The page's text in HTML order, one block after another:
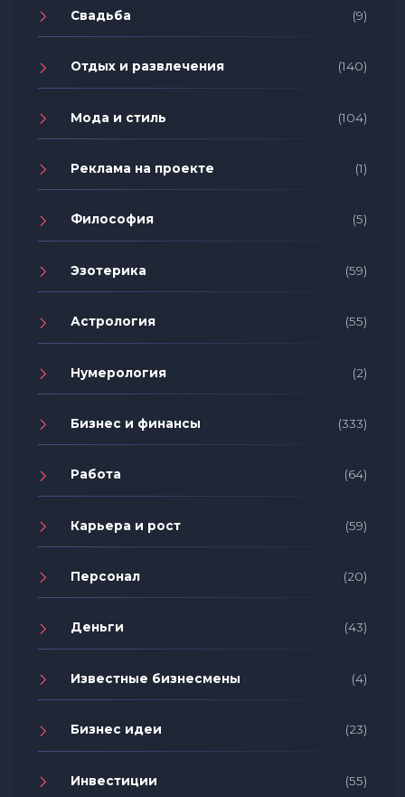
Свадьба (9)
Отдых и развлечения (140)
Мода и стиль (104)
Реклама на проекте (1)
Философия (5)
Эзотерика (59)
Астрология (55)
Нумерология (2)
Бизнес и финансы (333)
Работа (64)
Карьера и рост (59)
Персонал (20)
Деньги (43)
Известные бизнесмены (4)
Бизнес идеи (23)
Инвестиции (55)